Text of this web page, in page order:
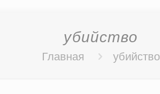
убийство
Главная убийство